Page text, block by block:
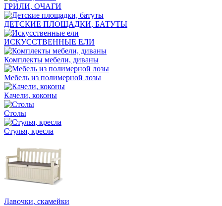
ГРИЛИ, ОЧАГИ
ДЕТСКИЕ ПЛОЩАДКИ, БАТУТЫ
ИСКУССТВЕННЫЕ ЕЛИ
Комплекты мебели, диваны
Мебель из полимерной лозы
Качели, коконы
Столы
Стулья, кресла
Лавочки, скамейки